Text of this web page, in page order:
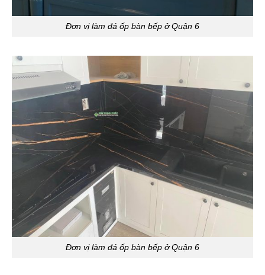
Đơn vị làm đá ốp bàn bếp ở Quận 6
Đơn vị làm đá ốp bàn bếp ở Quận 6